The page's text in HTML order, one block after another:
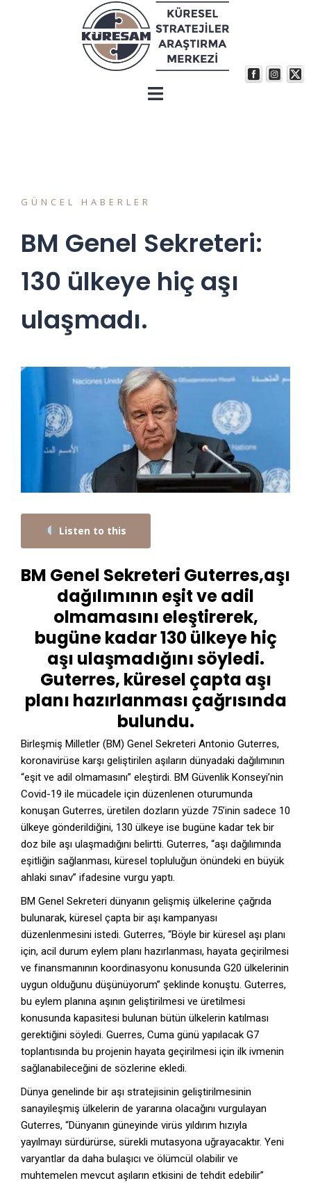
GÜNCEL HABERLER
BM Genel Sekreteri:
130 ülkeye hiç aşı
ulaşmadı.
Listen to this
BM Genel Sekreteri Guterres,aşı
dağılımının eşit ve adil
olmamasını eleştirerek,
bugüne kadar 130 ülkeye hiç
aşı ulaşmadığını söyledi.
Guterres, küresel çapta aşı
planı hazırlanması çağrısında
bulundu.
Birleşmiş Milletler (BM) Genel Sekreteri Antonio Guterres,
koronavirüse karşı geliştirilen aşıların dünyadaki dağılımının
“eşit ve adil olmamasını” eleştirdi. BM Güvenlik Konseyi’nin
Covid-19 ile mücadele için düzenlenen oturumunda
konuşan Guterres, üretilen dozların yüzde 75’inin sadece 10
ülkeye gönderildiğini, 130 ülkeye ise bugüne kadar tek bir
doz bile aşı ulaşmadığını belirtti. Guterres, “aşı dağılımında
eşitliğin sağlanması, küresel topluluğun önündeki en büyük
ahlaki sınav” ifadesine vurgu yaptı.
BM Genel Sekreteri dünyanın gelişmiş ülkelerine çağrıda
bulunarak, küresel çapta bir aşı kampanyası
düzenlenmesini istedi. Guterres, “Böyle bir küresel aşı planı
için, acil durum eylem planı hazırlanması, hayata geçirilmesi
ve finansmanının koordinasyonu konusunda G20 ülkelerinin
uygun olduğunu düşünüyorum” şeklinde konuştu. Guterres,
bu eylem planına aşının geliştirilmesi ve üretilmesi
konusunda kapasitesi bulunan bütün ülkelerin katılması
gerektiğini söyledi. Guerres, Cuma günü yapılacak G7
toplantısında bu projenin hayata geçirilmesi için ilk ivmenin
sağlanabileceğini de sözlerine ekledi.
Dünya genelinde bir aşı stratejisinin geliştirilmesinin
sanayileşmiş ülkelerin de yararına olacağını vurgulayan
Guterres, “Dünyanın güneyinde virüs yıldırım hızıyla
yayılmayı sürdürürse, sürekli mutasyona uğrayacaktır. Yeni
varyantlar da daha bulaşıcı ve ölümcül olabilir ve
muhtemelen mevcut aşıların etkisini de tehdit edebilir”